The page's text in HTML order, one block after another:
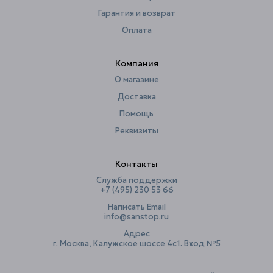
Гарантия и возврат
Оплата
Компания
О магазине
Доставка
Помощь
Реквизиты
Контакты
Служба поддержки
+7 (495) 230 53 66
Написать Email
info@sanstop.ru
Адрес
г. Москва, Калужское шоссе 4с1. Вход №5